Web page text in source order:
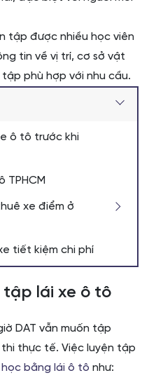
tập được nhiều học viên
tin về vị trí, cơ sở vật
phù hợp với nhu cầu.
ô tô trước khi
TPHCM
xe điểm ở
tiết kiệm chi phí
tập lái xe ô tô
DAT vẫn muốn tập
thực tế. Việc luyện tập
học bằng lái ô tô như: